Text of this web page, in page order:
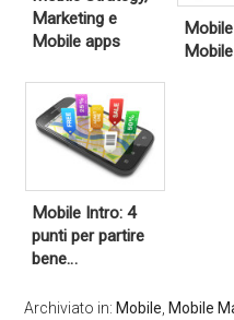
Marketing e
Mobile apps
Mobile Intro: 4
punti per partire
bene…
Archiviato in: Mobile, Mobile